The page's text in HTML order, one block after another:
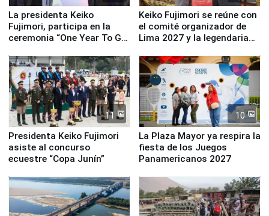
La presidenta Keiko
Fujimori, participa en la
ceremonia “One Year To Go
Keiko Fujimori se reúne con
el comité organizador de
Lima 2027 y la legendaria
11
Presidenta Keiko Fujimori
asiste al concurso
ecuestre “Copa Junín”
10
La Plaza Mayor ya respira la
fiesta de los Juegos
Panamericanos 2027